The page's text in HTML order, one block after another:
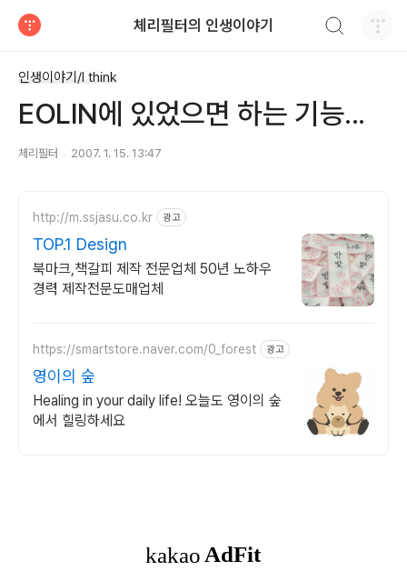
체리필터의 인생이야기
인생이야기/I think
EOLIN에 있었으면 하는 기능...
체리필터 2007. 1. 15. 13:47
http://m.ssjasu.co.kr 광고
TOP.1 Design
북마크,책갈피 제작 전문업체 50년 노하우
경력 제작전문도매업체
https://smartstore.naver.com/0_forest 광고
영이의 숲
Healing in your daily life! 오늘도 영이의 숲
에서 힐링하세요